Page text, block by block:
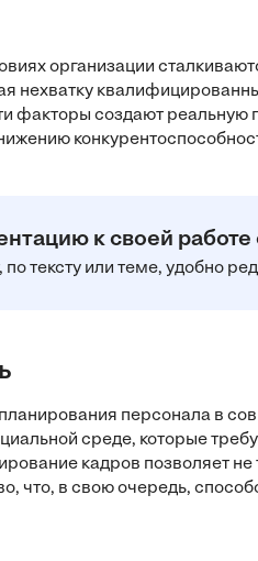
организации
нехватку
факторы создают реальную
к своей
по тексту или теме, удобно
персонала в
среде, которые
кадров позволяет не
что, в свою очередь,